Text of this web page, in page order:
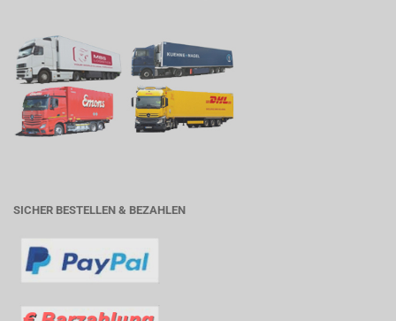
SICHER BESTELLEN & BEZAHLEN